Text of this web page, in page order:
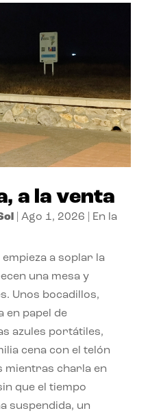
a la venta
Ago 1, 2026
En la
a soplar la
una mesa y
Unos bocadillos,
en papel de
azules portátiles,
cena con el telón
mientras charla en
que el tiempo
suspendida, un